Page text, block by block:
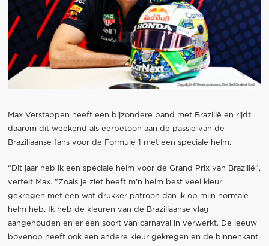
Max Verstappen heeft een bijzondere band met Brazilië en rijdt
daarom dit weekend als eerbetoon aan de passie van de
Braziliaanse fans voor de Formule 1 met een speciale helm.
“Dit jaar heb ik een speciale helm voor de Grand Prix van Brazilië”,
vertelt Max. ”Zoals je ziet heeft m’n helm best veel kleur
gekregen met een wat drukker patroon dan ik op mijn normale
helm heb. Ik heb de kleuren van de Braziliaanse vlag
aangehouden en er een soort van carnaval in verwerkt. De leeuw
bovenop heeft ook een andere kleur gekregen en de binnenkant